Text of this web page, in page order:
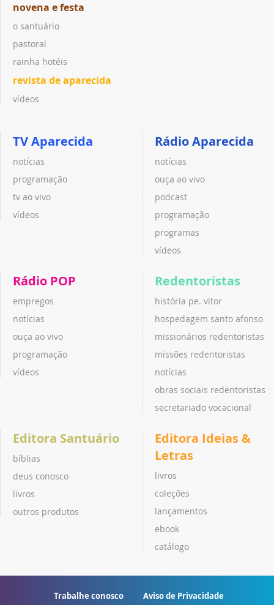
novena e festa
o santuário
pastoral
rainha hotéis
revista de aparecida
vídeos
TV Aparecida
notícias
programação
tv ao vivo
vídeos
Rádio Aparecida
notícias
ouça ao vivo
podcast
programação
programas
vídeos
Rádio POP
empregos
notícias
ouça ao vivo
programação
vídeos
Redentoristas
história pe. vitor
hospedagem santo afonso
missionários redentoristas
missões redentoristas
notícias
obras sociais redentoristas
secretariado vocacional
Editora Santuário
bíblias
deus conosco
livros
outros produtos
Editora Ideias &
Letras
livros
coleções
lançamentos
ebook
catálogo
Trabalhe conosco Aviso de Privacidade